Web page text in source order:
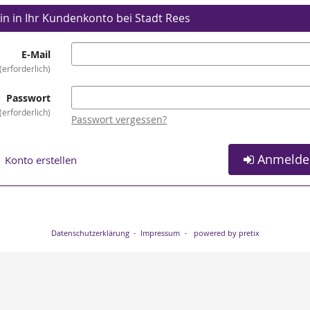
in Ihr Kundenkonto bei Stadt Rees
E-Mail
erforderlich
Passwort
erforderlich
Passwort vergessen?
Konto erstellen
Datenschutzerklärung Impressum powered by pretix